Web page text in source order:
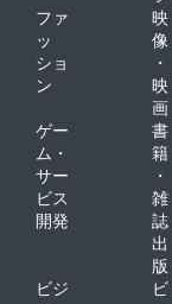
ファ
ッ
ショ
ン
映
像
・
映
画
ゲー
ム・
サー
ビス
開発
書
籍
・
雑
誌
出
版
ビジ
ビ